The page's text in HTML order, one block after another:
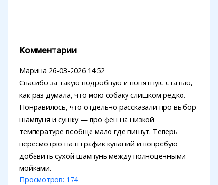
Комментарии
Марина 26-03-2026 14:52
Спасибо за такую подробную и понятную статью,
как раз думала, что мою собаку слишком редко.
Понравилось, что отдельно рассказали про выбор
шампуня и сушку — про фен на низкой
температуре вообще мало где пишут. Теперь
пересмотрю наш график купаний и попробую
добавить сухой шампунь между полноценными
мойками.
Просмотров: 174